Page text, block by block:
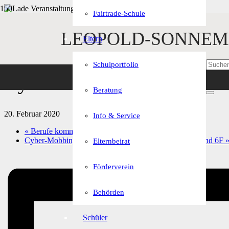
LEOPOLD-
Fairtrade-Schule
Eltern
Schulportfolio
Beratung
Info & Service
Elternbeirat
Förderverein
Behörden
Schüler
Diese Veranstaltung hat bereits stattgefunden.
Cyber-Mobbing-Vortrag
20. Februar 2020
« Berufe kommen in die Schule für 9. Klassen
Cyber-Mobbing-Vortrag durch Polizei für Klassen 6A und 6F »